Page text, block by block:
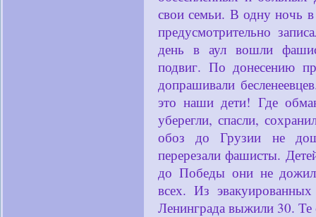
свои семьи. В одну ночь в
предусмотрительно
день в аул вошли
подвиг. По донесению
допрашивали
это наши дети! Где
уберегли, спасли,
обоз до Грузии не
перерезали фашисты.
до Победы они не
всех. Из
Ленинграда выжили 30. Те